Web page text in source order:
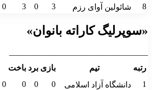
8
شائولین آوای رزم 3
0
3
0
«سوپرلیگ کاراته بانوان»
رتبه
تیم بازی برد باخت
1
دانشگاه آزاد اسلامی 0
0
0
0